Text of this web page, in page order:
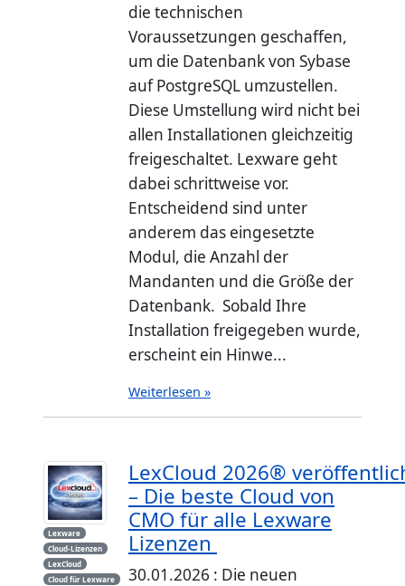
die technischen
Voraussetzungen geschaffen,
um die Datenbank von Sybase
auf PostgreSQL umzustellen.
Diese Umstellung wird nicht bei
allen Installationen gleichzeitig
freigeschaltet. Lexware geht
dabei schrittweise vor.
Entscheidend sind unter
anderem das eingesetzte
Modul, die Anzahl der
Mandanten und die Größe der
Datenbank. Sobald Ihre
Installation freigegeben wurde,
erscheint ein Hinwe...
Weiterlesen »
Lexware
Cloud-Lizenzen
LexCloud
Cloud für Lexware
LexCloud 2026®
– Die beste Cloud von
CMO für alle Lexware
Lizenzen
30.01.2026 : Die neuen